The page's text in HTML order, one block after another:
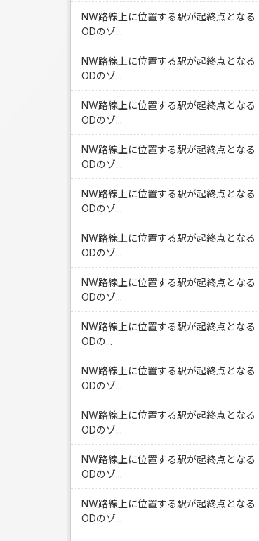
NW路線上に位置する駅が起終点となる
ODのゾ...
NW路線上に位置する駅が起終点となる
ODのゾ...
NW路線上に位置する駅が起終点となる
ODのゾ...
NW路線上に位置する駅が起終点となる
ODのゾ...
NW路線上に位置する駅が起終点となる
ODのゾ...
NW路線上に位置する駅が起終点となる
ODのゾ...
NW路線上に位置する駅が起終点となる
ODのゾ...
NW路線上に位置する駅が起終点となる
ODの...
NW路線上に位置する駅が起終点となる
ODのゾ...
NW路線上に位置する駅が起終点となる
ODのゾ...
NW路線上に位置する駅が起終点となる
ODのゾ...
NW路線上に位置する駅が起終点となる
ODのゾ...